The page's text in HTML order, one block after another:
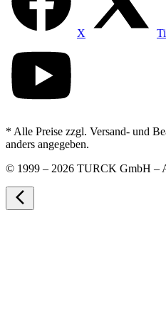
X
* Alle Preise zzgl. Versand- und
anders angegeben.
© 1999 – 2026 TURCK GmbH –
arrow_back_ios_new